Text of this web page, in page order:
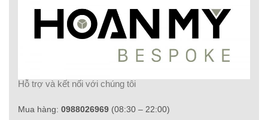
Hỗ trợ và kết nối với chúng tôi
Mua hàng: 0988026969 (08:30 – 22:00)